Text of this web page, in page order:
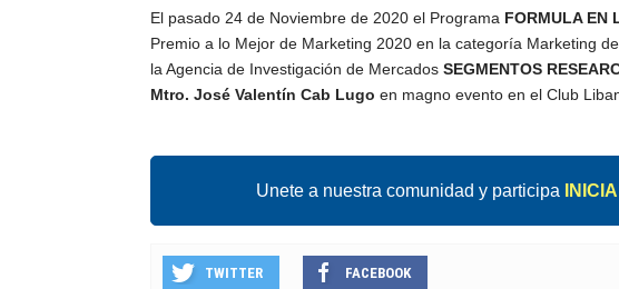
El pasado 24 de Noviembre de 2020 el Programa FORMULA EN
Premio a lo Mejor de Marketing 2020 en la categoría Marketing
la Agencia de Investigación de Mercados SEGMENTOS
Mtro. José Valentín Cab Lugo en magno evento en el Club
Unete a nuestra comunidad y participa
TWITTER FACEBOOK